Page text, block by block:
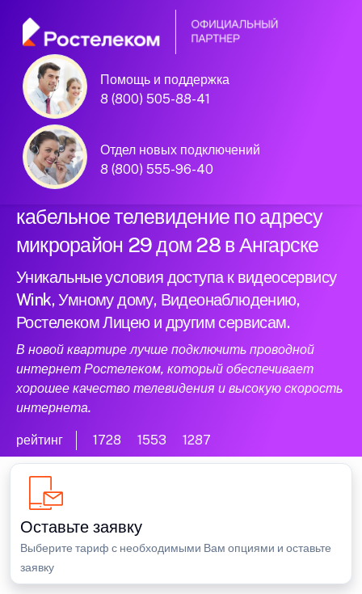
Помощь и поддержка
8 (800) 505-88-41
Отдел новых подключений
8 (800) 555-96-40
Официальный
партнер Ростелеком
Подключили новый интернет и
кабельное телевидение по адресу
микрорайон 29 дом 28 в Ангарске
Уникальные условия доступа к видеосервису
Wink, Умному дому, Видеонаблюдению,
Ростелеком Лицею и другим сервисам.
В новой квартире лучше подключить проводной
интернет Ростелеком, который обеспечивает
хорошее качество телевидения и высокую скорость
интернета.
рейтинг 1728 1553 1287
Оставьте заявку
Выберите тариф с необходимыми Вам опциями и оставьте
заявку